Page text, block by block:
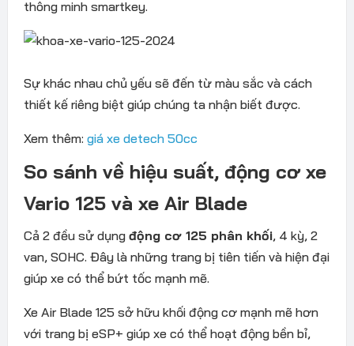
thông minh smartkey.
Sự khác nhau chủ yếu sẽ đến từ màu sắc và cách
thiết kế riêng biệt giúp chúng ta nhận biết được.
Xem thêm: giá xe detech 50cc
So sánh về hiệu suất, động cơ xe
Vario 125 và xe Air Blade
Cả 2 đều sử dụng động cơ 125 phân khối, 4 kỳ, 2
van, SOHC. Đây là những trang bị tiên tiến và hiện đại
giúp xe có thể bứt tốc mạnh mẽ.
Xe Air Blade 125 sở hữu khối động cơ mạnh mẽ hơn
với trang bị eSP+ giúp xe có thể hoạt động bền bỉ,